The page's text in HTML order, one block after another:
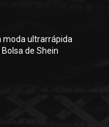
moda ultrarrápida
de Shein